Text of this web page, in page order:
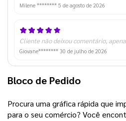
Milene ******** 5 de agosto de 2026
Cliente não deixou comentário,
Giovane******** 30 de julho de 2026
Bloco de Pedido
Procura uma gráfica rápida que
para o seu comércio? Você